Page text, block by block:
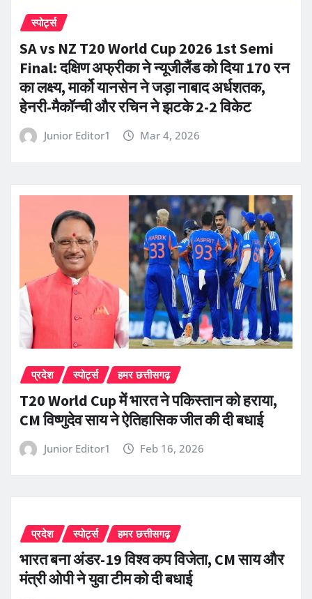
स्पोर्ट्स
SA vs NZ T20 World Cup 2026 1st Semi
Final: दक्षिण अफ्रीका ने न्यूजीलैंड को दिया 170 रन
का लक्ष्य, मार्को यानसेन ने जड़ा नाबाद अर्धशतक,
हेनरी-मैकॉन्ची और रचिन ने झटके 2-2 विकेट
Junior Editor1 Mar 4, 2026
प्रदेश स्पोर्ट्स हमर छत्तीसगढ़
T20 World Cup में भारत ने पकिस्तान को हराया,
CM विष्णुदेव साय ने ऐतिहासिक जीत की दी बधाई
Junior Editor1 Feb 16, 2026
प्रदेश स्पोर्ट्स हमर छत्तीसगढ़
भारत बना अंडर-19 विश्व कप विजेता, CM साय और
मंत्री ओपी ने युवा टीम को दी बधाई